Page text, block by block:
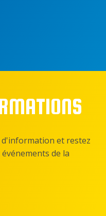
et restez
de la